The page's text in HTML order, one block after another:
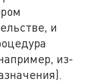
и
из-